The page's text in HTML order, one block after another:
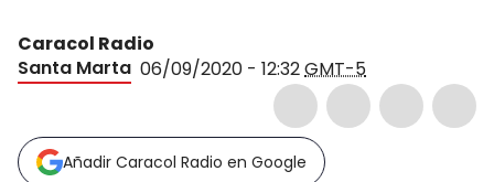
Caracol Radio
Santa Marta 06/09/2020 - 12:32GMT-5
Añadir Caracol Radio en Google